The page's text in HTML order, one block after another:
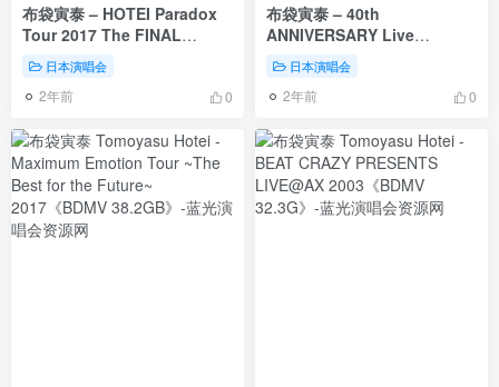
布袋寅泰 – HOTEI Paradox
Tour 2017 The FINAL
~Rock\’n Roll Circus~ 2018
2CD+2BD《BDMV 2BD
38.7GB》
日本演唱会
2年前 0
布袋寅泰 – 40th
ANNIVERSARY Live
Message From Budokan
2021《BDMV 79.7GB》
日本演唱会
2年前 0